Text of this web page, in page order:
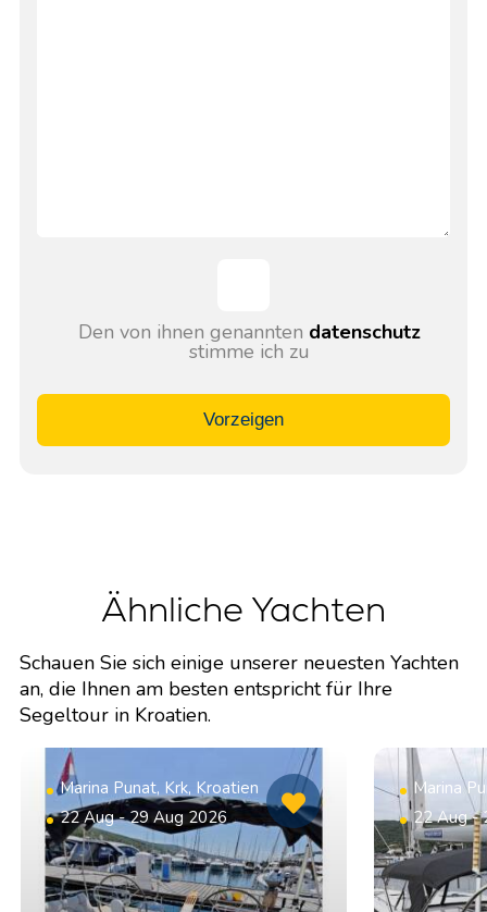
Den von ihnen genannten datenschutz
stimme ich zu
Vorzeigen
Ähnliche Yachten
Schauen Sie sich einige unserer neuesten Yachten
an, die Ihnen am besten entspricht für Ihre
Segeltour in Kroatien.
Marina Punat, Krk, Kroatien
22 Aug - 29 Aug 2026
Marina
22 Aug -